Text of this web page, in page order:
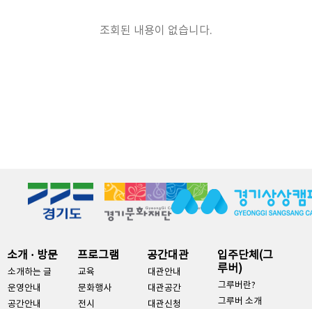
조회된 내용이 없습니다.
소개 · 방문
소개하는 글
운영안내
공간안내
프로그램
교육
문화행사
전시
공간대관
대관안내
대관공간
대관신청
입주단체(그
루버)
그루버란?
그루버 소개